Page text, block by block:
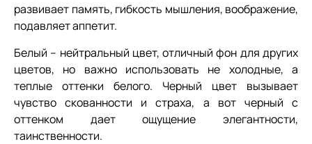
развивает память, гибкость мышления, воображение,
подавляет аппетит.
Белый – нейтральный цвет, отличный фон для других
цветов, но важно использовать не холодные, а
теплые оттенки белого. Черный цвет вызывает
чувство скованности и страха, а вот черный с
оттенком дает ощущение элегантности,
таинственности.